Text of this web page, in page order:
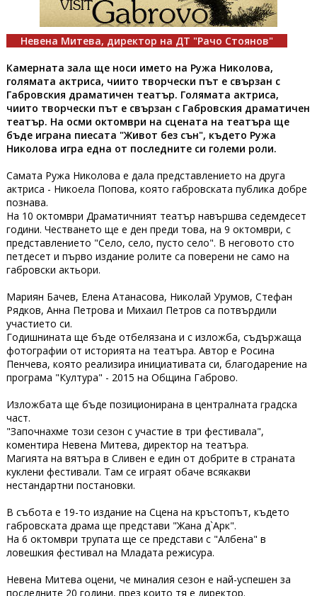
Невена Митева, директор на ДТ "Рачо Стоянов"
Камерната зала ще носи името на Ружа Николова,
голямата актриса, чиито творчески път е свързан с
Габровския драматичен театър. Голямата актриса,
чиито творчески път е свързан с Габровския драматичен
театър. На осми октомври на сцената на театъра ще
бъде играна пиесата "Живот без сън", където Ружа
Николова игра една от последните си големи роли.
Самата Ружа Николова е дала представлението на друга
актриса - Никоела Попова, която габровската публика добре
познава.
На 10 октомври Драматичният театър навършва седемдесет
години. Честването ще е ден преди това, на 9 октомври, с
представлението "Село, село, пусто село". В неговото сто
петдесет и първо издание ролите са поверени не само на
габровски актьори.
Мариян Бачев, Елена Атанасова, Николай Урумов, Стефан
Рядков, Анна Петрова и Михаил Петров са потвърдили
участието си.
Годишнината ще бъде отбелязана и с изложба, съдържаща
фотографии от историята на театъра. Автор е Росина
Пенчева, която реализира инициативата си, благодарение на
програма "Култура" - 2015 на Община Габрово.
Изложбата ще бъде позиционирана в централната градска
част.
"Започнахме този сезон с участие в три фестивала",
коментира Невена Митева, директор на театъра.
Магията на вятъра в Сливен е един от добрите в страната
куклени фестивали. Там се играят обаче всякакви
нестандартни постановки.
В събота е 19-то издание на Сцена на кръстопът, където
габровската драма ще представи "Жана д`Арк".
На 6 октомври трупата ще се представи с "Албена" в
ловешкия фестивал на Младата режисура.
Невена Митева оцени, че миналия сезон е най-успешен за
последните 20 години, през които тя е директор.